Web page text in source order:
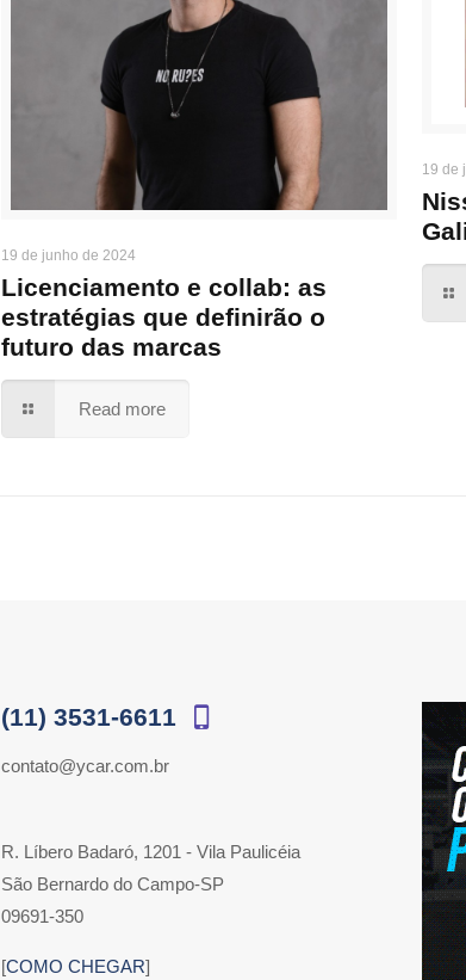
19 de junho de 2024
Licenciamento e collab: as
estratégias que definirão o
futuro das marcas
Read more
19 de
(11) 3531-6611
contato@ycar.com.br
R. Líbero Badaró, 1201 - Vila Paulicéia
São Bernardo do Campo-SP
09691-350
[COMO CHEGAR]